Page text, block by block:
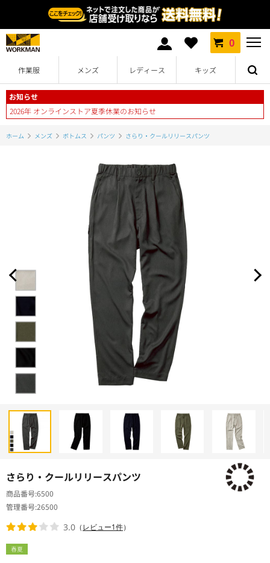
0
作業服 メンズ レディース キッズ
お知らせ
2026年 オンラインストア夏季休業のお知らせ
ホーム メンズ ボトムス パンツ さらり・クールリリースパンツ
さらり・クールリリースパンツ
春夏
商品番号6500
管理番号26500
3.0 （レビュー1件）